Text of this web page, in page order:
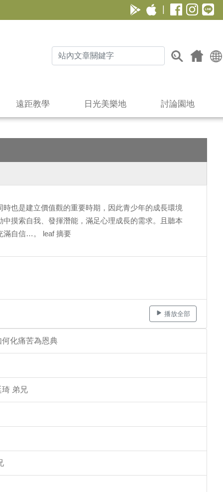
遠距教學 日光美樂地 討論園地
也是建立價值觀的重要時期，因此青少年的成長環境
摸索自我、發揮潛能，滿足心理成長的需求。且聽本
滿自信…。 leaf 摘要
播放全部
化痛苦為恩典
弟兄